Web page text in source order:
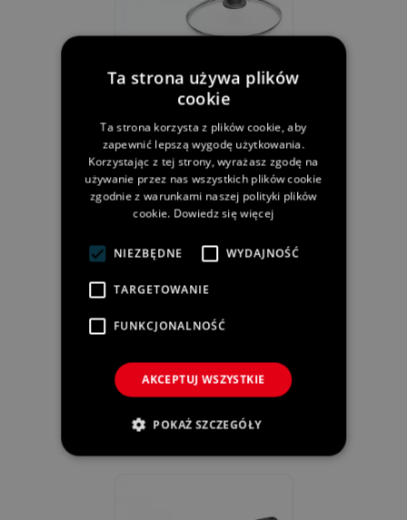
Patelnia Z Powłoką
Tytanową WOLL Diamond
28 Cm
Cena:599,00 zł
Patelnia Z Powłoką
Tytanową WOLL Diamond
24 Cm
Cena:549,00 zł
Ta strona używa plików
cookie
Ta strona korzysta z plików cookie, aby
zapewnić lepszą wygodę użytkowania.
Korzystając z tej strony, wyrażasz zgodę na
używanie przez nas wszystkich plików cookie
zgodnie z warunkami naszej polityki plików
cookie. Dowiedz się więcej
NIEZBĘDNE WYDAJNOŚĆ
TARGETOWANIE
FUNKCJONALNOŚĆ
AKCEPTUJ WSZYSTKIE
POKAŻ SZCZEGÓŁY